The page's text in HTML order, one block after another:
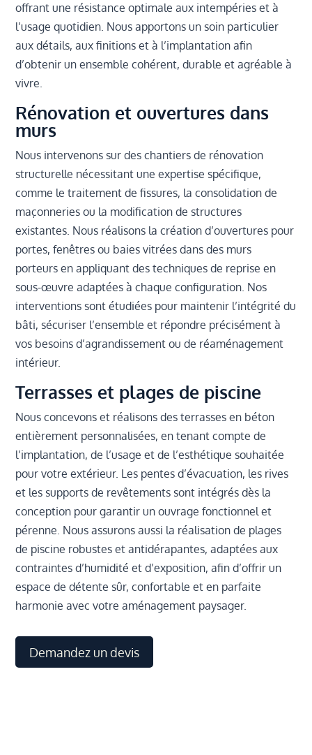
offrant une résistance optimale aux intempéries et à
l’usage quotidien. Nous apportons un soin particulier
aux détails, aux finitions et à l’implantation afin
d’obtenir un ensemble cohérent, durable et agréable à
vivre.
Rénovation et ouvertures dans
murs
Nous intervenons sur des chantiers de rénovation
structurelle nécessitant une expertise spécifique,
comme le traitement de fissures, la consolidation de
maçonneries ou la modification de structures
existantes. Nous réalisons la création d’ouvertures pour
portes, fenêtres ou baies vitrées dans des murs
porteurs en appliquant des techniques de reprise en
sous-œuvre adaptées à chaque configuration. Nos
interventions sont étudiées pour maintenir l’intégrité du
bâti, sécuriser l’ensemble et répondre précisément à
vos besoins d’agrandissement ou de réaménagement
intérieur.
Terrasses et plages de piscine
Nous concevons et réalisons des terrasses en béton
entièrement personnalisées, en tenant compte de
l’implantation, de l’usage et de l’esthétique souhaitée
pour votre extérieur. Les pentes d’évacuation, les rives
et les supports de revêtements sont intégrés dès la
conception pour garantir un ouvrage fonctionnel et
pérenne. Nous assurons aussi la réalisation de plages
de piscine robustes et antidérapantes, adaptées aux
contraintes d’humidité et d’exposition, afin d’offrir un
espace de détente sûr, confortable et en parfaite
harmonie avec votre aménagement paysager.
Demandez un devis